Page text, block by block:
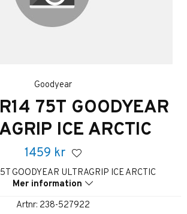
Goodyear
75T GOODYEAR
ICE ARCTIC
1459 kr
GOODYEAR ULTRAGRIP ICE ARCTIC
Mer information
Artnr: 238-527922